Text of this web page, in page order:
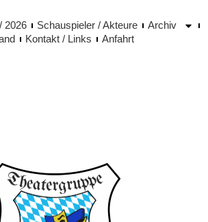
2026 Schauspieler / Akteure
Archiv
Kontakt / Links Anfahrt